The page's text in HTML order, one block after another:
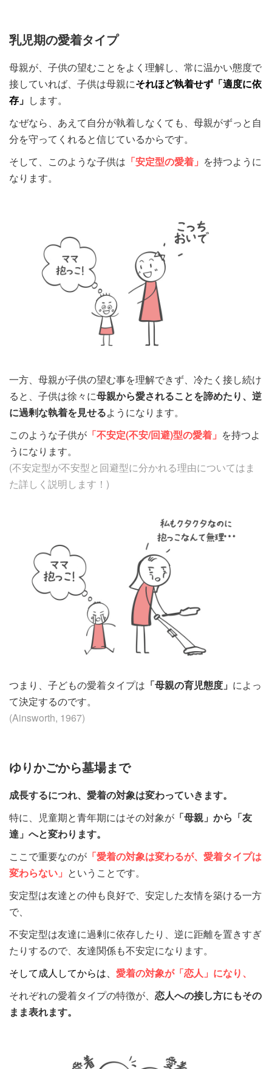
乳児期の愛着タイプ
母親が、子供の望むことをよく理解し、常に温かい態度で
接していれば、子供は母親にそれほど執着せず「適度に依
存」 します。
なぜなら、あえて自分が執着しなくても、母親がずっと自
分を守ってくれると信じているからです。
そして、このような子供は 「安定型の愛着」 を持つように
なります。
一方、母親が子供の望む事を理解できず、冷たく接し続け
ると、子供は徐々に母親から愛されることを諦めたり、逆
に過剰な執着を見せるようになります。
このような子供が 「不安定(不安/回避)型の愛着」 を持つよ
うになります。
(不安定型が不安型と回避型に分かれる理由についてはま
た詳しく説明します！)
つまり、子どもの愛着タイプは 「母親の育児態度」 によっ
て決定するのです。
(Ainsworth, 1967)
ゆりかごから墓場まで
成長するにつれ、愛着の対象は変わっていきます。
特に、児童期と青年期にはその対象が 「母親」から「友
達」へと変わります。
ここで重要なのが 「愛着の対象は変わるが、愛着タイプは
変わらない」 ということです。
安定型は友達との仲も良好で、安定した友情を築ける一方
で、
不安定型は友達に過剰に依存したり、逆に距離を置きすぎ
たりするので、友達関係も不安定になります。
そして成人してからは、 愛着の対象が「恋人」になり、
それぞれの愛着タイプの特徴が、 恋人への接し方にもその
まま表れます。